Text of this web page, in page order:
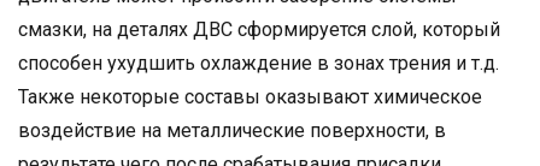
смазки, на деталях ДВС сформируется слой, который
способен ухудшить охлаждение в зонах трения и т.д.
Также некоторые составы оказывают химическое
воздействие на металлические поверхности, в